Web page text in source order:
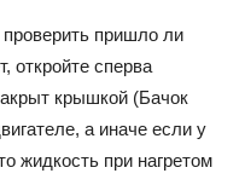
пришло ли
откройте сперва
крышкой (Бачок
а иначе если у
жидкость при нагретом